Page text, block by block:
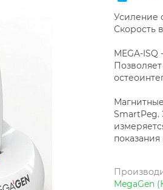
Усиление
Скорость
MEGA-
SmartPeg.
MegaGen